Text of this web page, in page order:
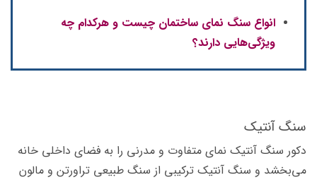
انواع سنگ نمای ساختمان چیست و هرکدام چه
ویژگی‌هایی دارند؟
سنگ آنتیک
دکور سنگ آنتیک نمای متفاوت و مدرنی را به فضای داخلی خانه
می‌بخشد و سنگ آنتیک ترکیبی از سنگ طبیعی تراورتن و مالون